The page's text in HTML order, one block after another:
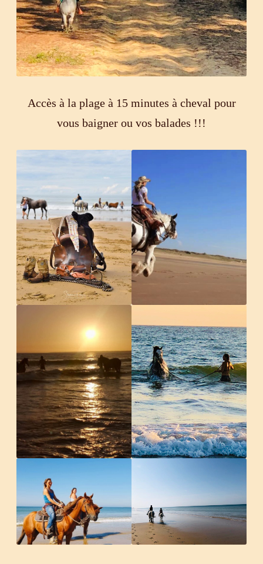
Accès à la plage à 15 minutes à cheval pour
vous baigner ou vos balades !!!